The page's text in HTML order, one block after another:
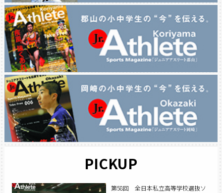
PICKUP
第58回 全日本私立高等学校選抜ソ